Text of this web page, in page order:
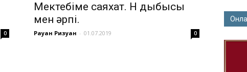
0
Мектебіме саяхат. Н дыбысы
мен әрпі.
Рауан Ризуан - 01.07.2019 0